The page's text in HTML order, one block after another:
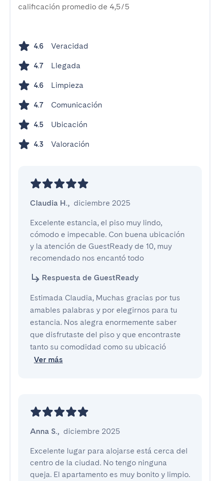
calificación promedio de 4,5/5
4.6 Veracidad
4.7 Llegada
4.6 Limpieza
4.7 Comunicación
4.5 Ubicación
4.3 Valoración
Claudia H., diciembre 2025
Excelente estancia, el piso muy lindo,
cómodo e impecable. Con buena ubicación
y la atención de GuestReady de 10, muy
recomendado nos encantó todo
Respuesta de GuestReady
Estimada Claudia, Muchas gracias por tus
amables palabras y por elegirnos para tu
estancia. Nos alegra enormemente saber
que disfrutaste del piso y que encontraste
tanto su comodidad como su ubicació
Ver más
Anna S., diciembre 2025
Excelente lugar para alojarse está cerca del
centro de la ciudad. No tengo ninguna
queja. El apartamento es muy bonito y limpio.